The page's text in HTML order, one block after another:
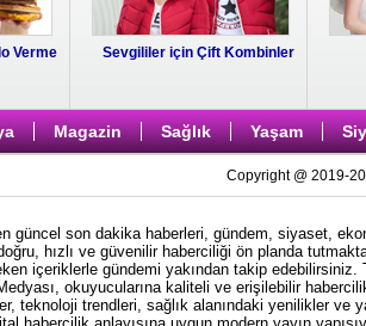
Verme Sevgililer için Çift Kombinler
Magazin Sağlık Yaşam
Copyright @ 2019-
güncel son dakika haberleri, gündem, siyaset,
hızlı ve güvenilir haberciliği ön planda
içeriklerle gündemi yakından takip
okuyucularına kaliteli ve erişilebilir
teknoloji trendleri, sağlık alanındaki yenilikler